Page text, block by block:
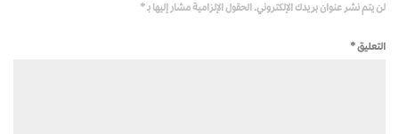
لن يتم نشر عنوان بريدك الإلكتروني. الحقول الإلزامية مشار إليها بـ*
التعليق*